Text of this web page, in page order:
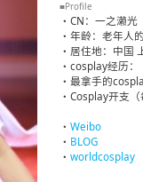
■Profile
・CN：一之濑光
・年龄：老年人
・居住地：中国
・cosplay经历：
・最拿手的
・Cosplay开支
・ Weibo
・ BLOG
・ worldcosplay